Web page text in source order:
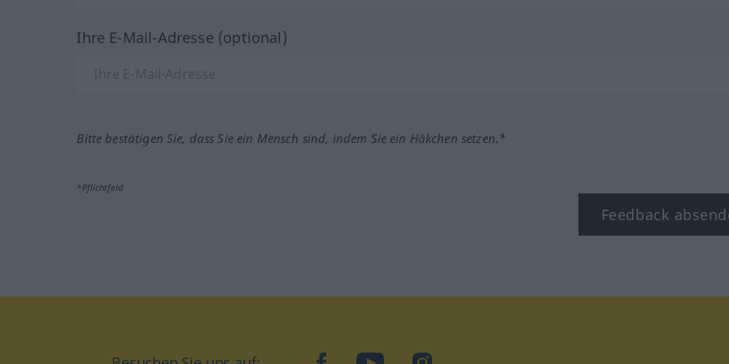
Ihre E-Mail-Adresse (optional)
Bitte bestätigen Sie, dass Sie ein Mensch sind, indem Sie ein Häkchen setzen.*
*Pflichtfeld
Feedback